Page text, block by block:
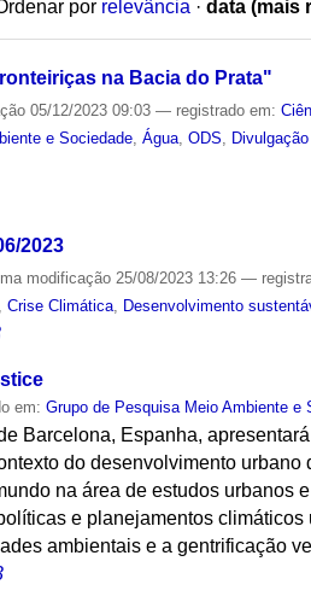
por relevância · data (mais
na Bacia do Prata"
05/12/2023 09:03— registrado em:
e Sociedade ,Água ,ODS
2023
modificação 25/08/2023 13:26—
,Crise Climática Desenvolvimento
em:Grupo de Pesquisa Meio Ambiente e
Barcelona, Espanha,
do desenvolvimento
na área de estudos urbanos
e planejamentos
ambientais e a gentrificação